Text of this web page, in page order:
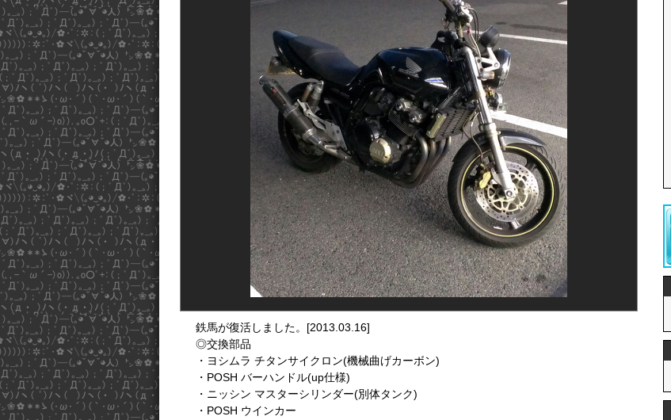
鉄馬が復活しました。[2013.03.16]
◎交換部品
・ヨシムラ チタンサイクロン(機械曲げカーボン)
・POSH バーハンドル(up仕様)
・ニッシン マスターシリンダー(別体タンク)
・POSH ウインカー